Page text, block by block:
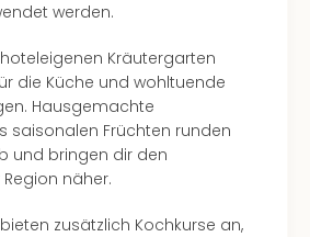
werden.
Kräutergarten
die Küche und wohltuende
Hausgemachte
saisonalen Früchten runden
und bringen dir den
näher.
zusätzlich Kochkurse an,